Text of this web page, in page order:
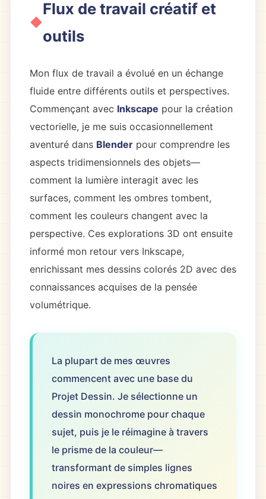
Flux de travail créatif et
outils
Mon flux de travail a évolué en un échange
fluide entre différents outils et perspectives.
Commençant avec Inkscape pour la création
vectorielle, je me suis occasionnellement
aventuré dans Blender pour comprendre les
aspects tridimensionnels des objets—
comment la lumière interagit avec les
surfaces, comment les ombres tombent,
comment les couleurs changent avec la
perspective. Ces explorations 3D ont ensuite
informé mon retour vers Inkscape,
enrichissant mes dessins colorés 2D avec des
connaissances acquises de la pensée
volumétrique.
La plupart de mes œuvres
commencent avec une base du
Projet Dessin. Je sélectionne un
dessin monochrome pour chaque
sujet, puis je le réimagine à travers
le prisme de la couleur—
transformant de simples lignes
noires en expressions chromatiques